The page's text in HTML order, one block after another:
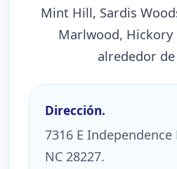
Mint Hill, Sardis
Marlwood, Hickory
alrededor de
Dirección.
7316 E
NC 28227.